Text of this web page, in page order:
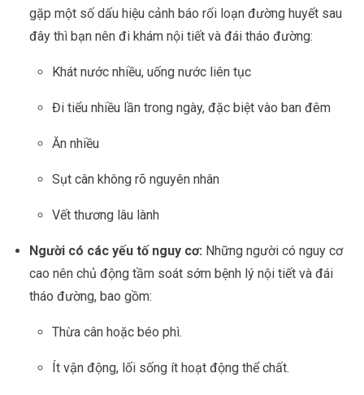
gặp một số dấu hiệu cảnh báo rối loạn đường huyết sau
đây thì bạn nên đi khám nội tiết và đái tháo đường:
Khát nước nhiều, uống nước liên tục
Đi tiểu nhiều lần trong ngày, đặc biệt vào ban đêm
Ăn nhiều
Sụt cân không rõ nguyên nhân
Vết thương lâu lành
Người có các yếu tố nguy cơ: Những người có nguy cơ
cao nên chủ động tầm soát sớm bệnh lý nội tiết và đái
tháo đường, bao gồm:
Thừa cân hoặc béo phì.
Ít vận động, lối sống ít hoạt động thể chất.